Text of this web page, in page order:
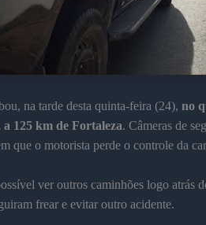
na tarde desta quinta-feira (24), no
a 125 km de Fortaleza. Câmeras de
que o motorista perde o controle da
ver outros caminhões logo atrás
frear e evitar outro acidente.